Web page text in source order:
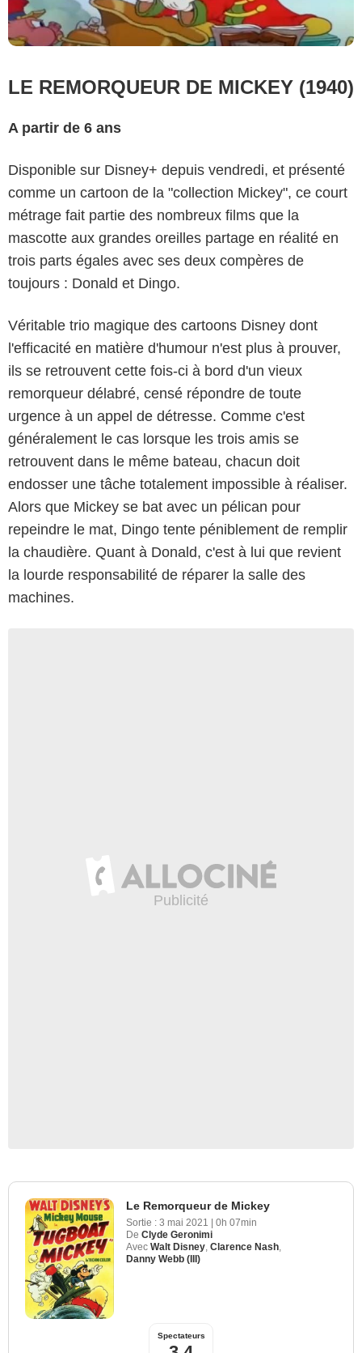
LE REMORQUEUR DE MICKEY (1940)
A partir de 6 ans
Disponible sur Disney+ depuis vendredi, et présenté
comme un cartoon de la "collection Mickey", ce court
métrage fait partie des nombreux films que la
mascotte aux grandes oreilles partage en réalité en
trois parts égales avec ses deux compères de
toujours : Donald et Dingo.
Véritable trio magique des cartoons Disney dont
l'efficacité en matière d'humour n'est plus à prouver,
ils se retrouvent cette fois-ci à bord d'un vieux
remorqueur délabré, censé répondre de toute
urgence à un appel de détresse. Comme c'est
généralement le cas lorsque les trois amis se
retrouvent dans le même bateau, chacun doit
endosser une tâche totalement impossible à réaliser.
Alors que Mickey se bat avec un pélican pour
repeindre le mat, Dingo tente péniblement de remplir
la chaudière. Quant à Donald, c'est à lui que revient
la lourde responsabilité de réparer la salle des
machines.
Le Remorqueur de Mickey
Sortie : 3 mai 2021
0h 07min
De Clyde Geronimi
Avec Walt Disney, Clarence Nash,
Danny Webb (III)
Spectateurs
Walt Disney Animation Studios